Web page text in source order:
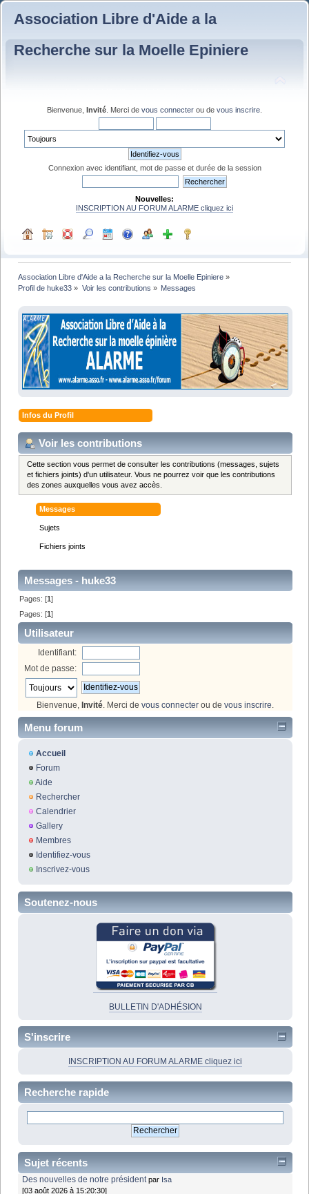
Association Libre d'Aide a la
Recherche sur la Moelle Epiniere
Bienvenue, Invité . Merci de vous connecter ou de vous inscrire
Connexion avec identifiant, mot de passe et durée de la session
Nouvelles:
INSCRIPTION AU FORUM ALARME cliquez ici
Association Libre d'Aide a la Recherche sur la Moelle Epiniere »
Profil de huke33 » Voir les contributions » Messages
Infos du Profil
Voir les contributions
Cette section vous permet de consulter les contributions (messages, sujets
et fichiers joints) d'un utilisateur. Vous ne pourrez voir que les contributions
des zones auxquelles vous avez accès.
Messages
Sujets
Fichiers joints
Messages - huke33
Pages: [1]
Pages: [1]
Utilisateur
Identifiant:
Mot de passe:
Bienvenue, Invité. Merci de vous connecter ou de vous inscrire.
Menu forum
Accueil
Forum
Aide
Rechercher
Calendrier
Gallery
Membres
Identifiez-vous
Inscrivez-vous
Soutenez-nous
BULLETIN D'ADHÉSION
S'inscrire
INSCRIPTION AU FORUM ALARME cliquez ici
Recherche rapide
Sujet récents
Des nouvelles de notre président par Isa
[03 août 2026 à 15:20:30]